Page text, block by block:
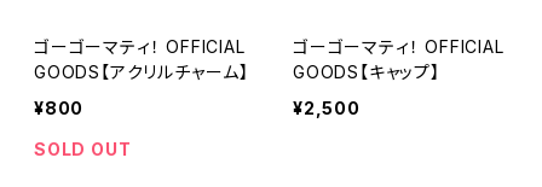
ゴーゴーマティ！ OFFICIAL
GOODS【アクリルチャーム】
¥800
SOLD OUT
ゴーゴーマティ！ OFFICIAL
GOODS【キャップ】
¥2,500